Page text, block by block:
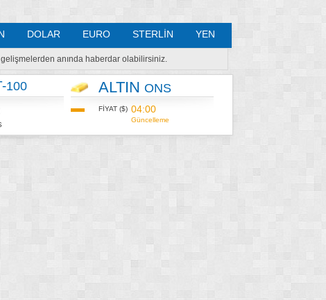
DOLAR EURO STERLİN YEN
anında haberdar olabilirsiniz.
100 ALTIN ONS
FİYAT ($) 04:00
Güncelleme